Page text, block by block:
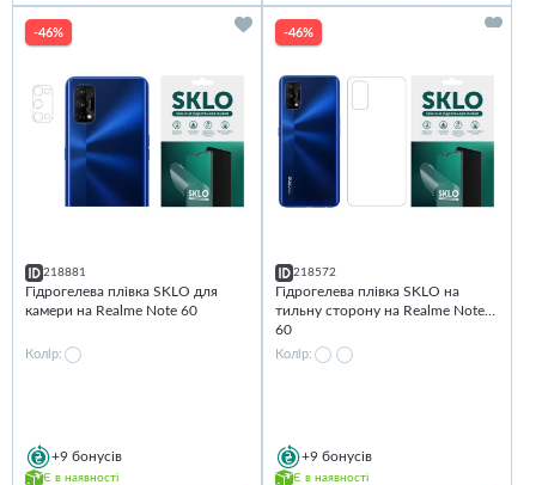
-46%
218881
Гідрогелева плівка SKLO для
камери на Realme Note 60
Колір:
+9 бонусів
Є в наявності
-46%
218572
Гідрогелева плівка SKLO на
тильну сторону на Realme Note
60
Колір:
+9 бонусів
Є в наявності